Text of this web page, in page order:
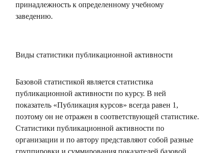
принадлежность к определенному учебному
заведению.
Виды статистики публикационной активности
Базовой статистикой является статистика
публикационной активности по курсу. В ней
показатель «Публикация курсов» всегда равен 1,
поэтому он не отражен в соответствующей статистике.
Статистики публикационной активности по
организации и по автору представляют собой разные
группировки и суммирования показателей базовой